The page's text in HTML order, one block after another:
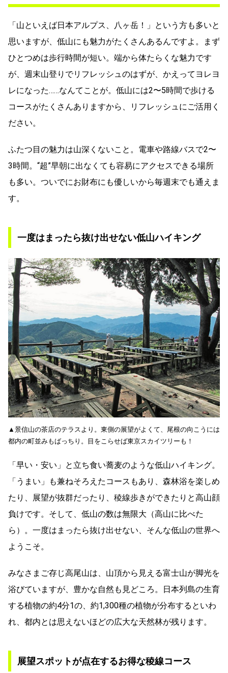
「山といえば日本アルプス、八ヶ岳！」という方も多いと
思いますが、低山にも魅力がたくさんあるんですよ。まず
ひとつめは歩行時間が短い。端から体たらくな魅力です
が、週末山登りでリフレッシュのはずが、かえってヨレヨ
レになった……なんてことが。低山には2〜5時間で歩ける
コースがたくさんありますから、リフレッシュにご活用く
ださい。
ふたつ目の魅力は山深くないこと。電車や路線バスで2〜
3時間。“超”早朝に出なくても容易にアクセスできる場所
も多い。ついでにお財布にも優しいから毎週末でも通えま
す。
一度はまったら抜け出せない低山ハイキング
▲景信山の茶店のテラスより。東側の展望がよくて、尾根の向こうには
都内の町並みもばっちり。目をこらせば東京スカイツリーも！
「早い・安い」と立ち食い蕎麦のような低山ハイキング。
「うまい」も兼ねそろえたコースもあり、森林浴を楽しめ
たり、展望が抜群だったり、稜線歩きができたりと高山顔
負けです。そして、低山の数は無限大（高山に比べた
ら）。一度はまったら抜け出せない、そんな低山の世界へ
ようこそ。
みなさまご存じ高尾山は、山頂から見える富士山が脚光を
浴びていますが、豊かな自然も見どころ。日本列島の生育
する植物の約4分1の、約1,300種の植物が分布するといわ
れ、都内とは思えないほどの広大な天然林が残ります。
展望スポットが点在するお得な稜線コース